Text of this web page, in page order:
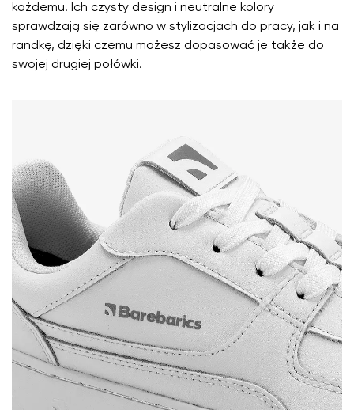
Zmień region
Wybierz kraj dostawy
każdemu. Ich czysty design i neutralne kolory
sprawdzają się zarówno w stylizacjach do pracy, jak i na
randkę, dzięki czemu możesz dopasować je także do
swojej drugiej połówki.
Imię i nazwisko
Twój adres e-mail
Imię Wariant
Numer zamówienia